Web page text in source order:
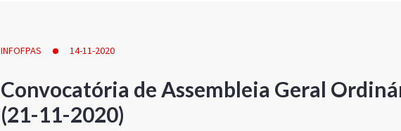
INFOFPAS 14-11-2020
Convocatória de Assembleia Geral
(21-11-2020)